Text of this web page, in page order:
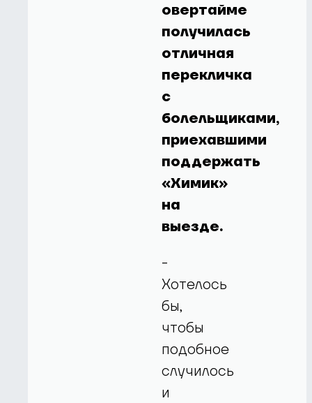
овертайме
получилась
отличная
перекличка
с
болельщиками,
приехавшими
поддержать
«Химик»
на
выезде.
-
Хотелось
бы,
чтобы
подобное
случилось
и